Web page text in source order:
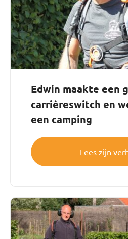
Edwin maakte een
carrièreswitch en
een camping
Lees zijn